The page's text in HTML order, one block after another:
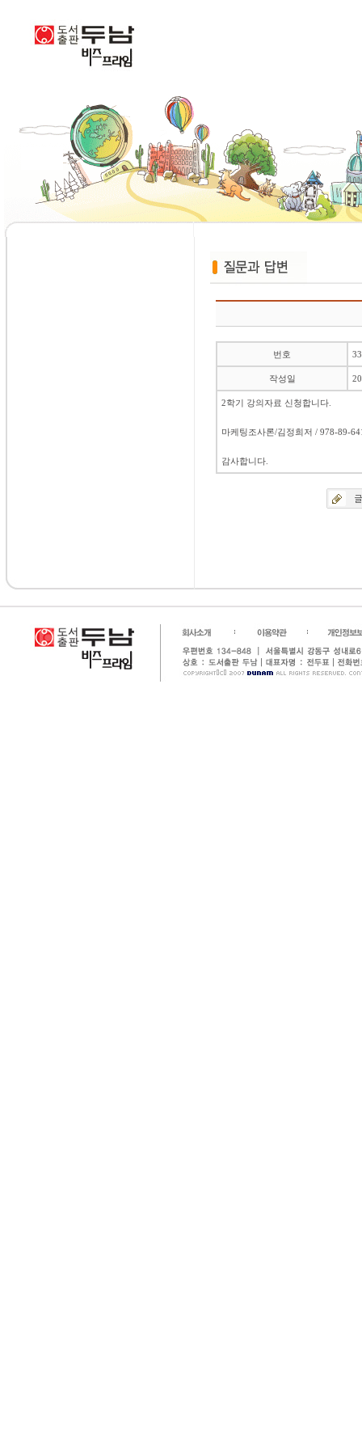
번호
작성일
2학기 강의자료 신청합니다.
마케팅조사론/김정희저 / 978-89-
감사합니다.